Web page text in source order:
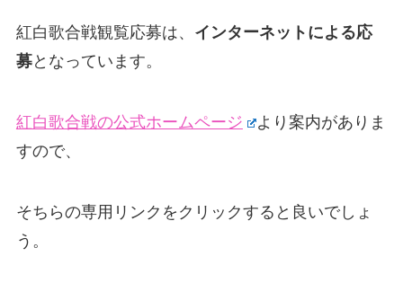
紅白歌合戦観覧応募は、 インターネットによる応
募となっています。
紅白歌合戦の公式ホームページ
より案内がありま
すので、
そちらの専用リンクをクリックすると良いでしょ
う。